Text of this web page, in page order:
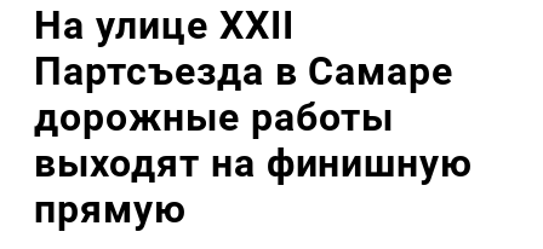
На улице XXII
Партсъезда в Самаре
дорожные работы
выходят на финишную
прямую